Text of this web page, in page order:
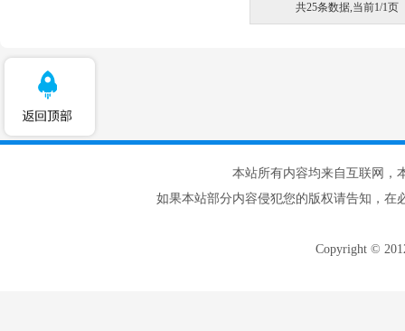
共25条数据,当前1/1页
本站所有内容均来自互联网，
如果本站部分内容侵犯您的版权请告知，在
Copyright ©